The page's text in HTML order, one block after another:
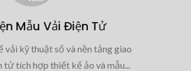
Mẫu Vải Điện Tử
kỹ thuật số và nền tảng giao
tử tích hợp thiết kế ảo và mẫu...